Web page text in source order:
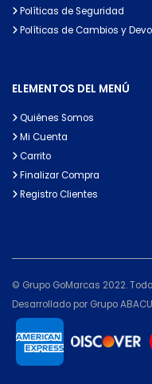
Políticas de Seguridad
Políticas de Cambios y
ELEMENTOS DEL MENÚ
Quiénes Somos
Mi Cuenta
Carrito
Finalizar Compra
Registro Clientes
© Grupo GoMarcas 2022.
Desarrollado por Grupo